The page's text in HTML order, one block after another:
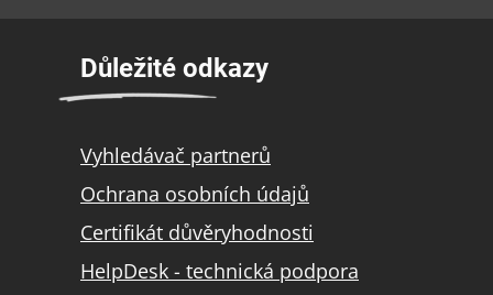
Důležité odkazy
Vyhledávač partnerů
Ochrana osobních údajů
Certifikát důvěryhodnosti
HelpDesk - technická podpora